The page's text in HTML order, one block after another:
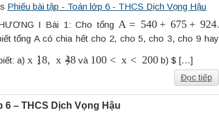
Phiếu bài tập - Toán lớp 6 - THCS Dịch Vọng Hậu
I Bài 1: Cho tổng
A 540+ 675+924
.
tổng A có chia hết cho 2, cho 5, cho 3, cho 9 hay
a) ⋮18 ⋮ 48
và 100 200 b) $ […]
Đọc tiếp
6 – THCS Dịch Vọng Hậu